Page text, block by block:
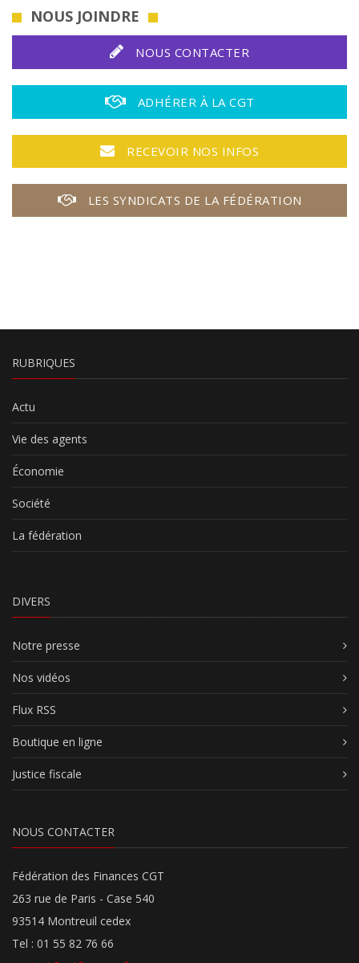
NOUS JOINDRE
NOUS CONTACTER
ADHÉRER À LA CGT
RECEVOIR NOS INFOS
LES SYNDICATS DE LA FÉDÉRATION
RUBRIQUES
Actu
Vie des agents
Économie
Société
La fédération
DIVERS
Notre presse
Nos vidéos
Flux RSS
Boutique en ligne
Justice fiscale
NOUS CONTACTER
Fédération des Finances CGT
263 rue de Paris - Case 540
93514 Montreuil cedex
Tel : 01 55 82 76 66